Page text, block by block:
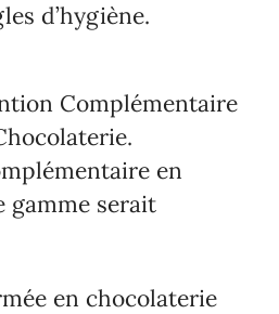
d’hygiène.
Complémentaire
en
gamme serait
en chocolaterie